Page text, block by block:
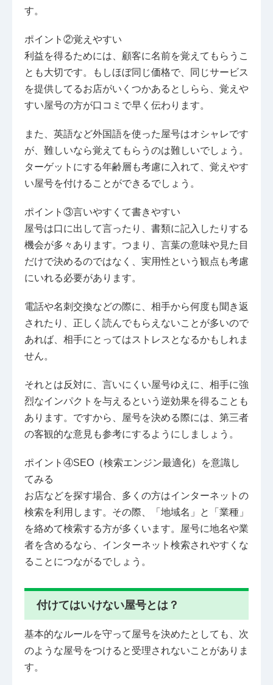
す。
ポイント②覚えやすい
利益を得るためには、顧客に名前を覚えてもらうこ
とも大切です。もしほぼ同じ価格で、同じサービス
を提供してるお店がいくつかあるとしらら、覚えや
すい屋号の方が口コミで早く伝わります。
また、英語など外国語を使った屋号はオシャレです
が、難しいなら覚えてもらうのは難しいでしょう。
ターゲットにする年齢層も考慮に入れて、覚えやす
い屋号を付けることができるでしょう。
ポイント③言いやすくて書きやすい
屋号は口に出して言ったり、書類に記入したりする
機会が多々あります。つまり、言葉の意味や見た目
だけで決めるのではなく、実用性という観点も考慮
にいれる必要があります。
電話や名刺交換などの際に、相手から何度も聞き返
されたり、正しく読んでもらえないことが多いので
あれば、相手にとってはストレスとなるかもしれま
せん。
それとは反対に、言いにくい屋号ゆえに、相手に強
烈なインパクトを与えるという逆効果を得ることも
あります。ですから、屋号を決める際には、第三者
の客観的な意見も参考にするようにしましょう。
ポイント④SEO（検索エンジン最適化）を意識し
てみる
お店などを探す場合、多くの方はインターネットの
検索を利用します。その際、「地域名」と「業種」
を絡めて検索する方が多くいます。屋号に地名や業
者を含めるなら、インターネット検索されやすくな
ることにつながるでしょう。
付けてはいけない屋号とは？
基本的なルールを守って屋号を決めたとしても、次
のような屋号をつけると受理されないことがありま
す。